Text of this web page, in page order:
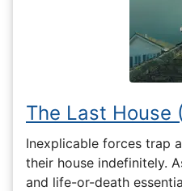
The Last House
Inexplicable forces trap
their house indefinitely.
and life-or-death